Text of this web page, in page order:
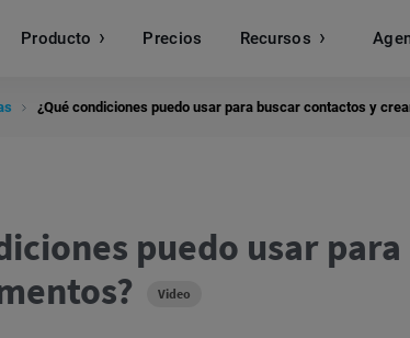
Producto Precios Recursos Buscar
¿Qué condiciones puedo usar para buscar contactos y
puedo usar
Video